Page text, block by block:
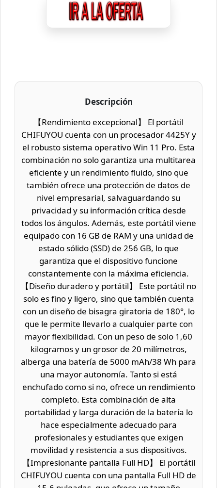
Descripción
【Rendimiento excepcional】 El portátil
CHIFUYOU cuenta con un procesador 4425Y y
el robusto sistema operativo Win 11 Pro. Esta
combinación no solo garantiza una multitarea
eficiente y un rendimiento fluido, sino que
también ofrece una protección de datos de
nivel empresarial, salvaguardando su
privacidad y su información crítica desde
todos los ángulos. Además, este portátil viene
equipado con 16 GB de RAM y una unidad de
estado sólido (SSD) de 256 GB, lo que
garantiza que el dispositivo funcione
constantemente con la máxima eficiencia.
【Diseño duradero y portátil】 Este portátil no
solo es fino y ligero, sino que también cuenta
con un diseño de bisagra giratoria de 180°, lo
que le permite llevarlo a cualquier parte con
mayor flexibilidad. Con un peso de solo 1,60
kilogramos y un grosor de 20 milímetros,
alberga una batería de 5000 mAh/38 Wh para
una mayor autonomía. Tanto si está
enchufado como si no, ofrece un rendimiento
completo. Esta combinación de alta
portabilidad y larga duración de la batería lo
hace especialmente adecuado para
profesionales y estudiantes que exigen
movilidad y resistencia a sus dispositivos.
【Impresionante pantalla Full HD】 El portátil
CHIFUYOU cuenta con una pantalla Full HD de